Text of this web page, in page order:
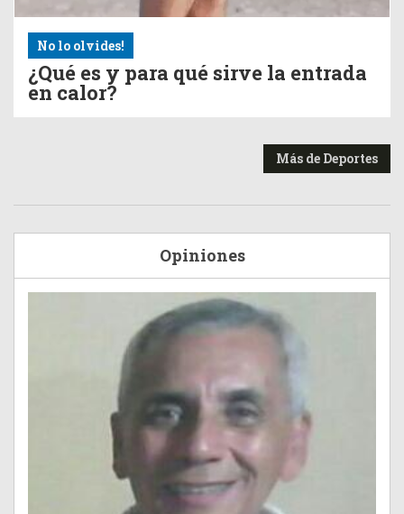
No lo olvides!
¿Qué es y para qué sirve la entrada
en calor?
Más de Deportes
Opiniones